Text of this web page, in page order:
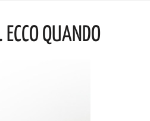
I DETTAGLIQuando